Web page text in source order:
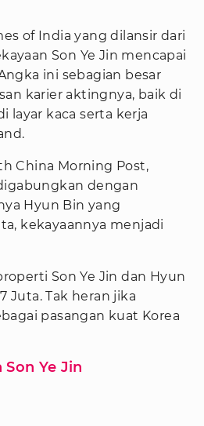
of India yang dilansir dari
Son Ye Jin mencapai
ini sebagian besar
karier aktingnya, baik di
layar kaca serta kerja
China Morning Post,
dengan
Hyun Bin yang
kekayaannya menjadi
Son Ye Jin dan Hyun
Juta. Tak heran jika
pasangan kuat Korea
Ye Jin